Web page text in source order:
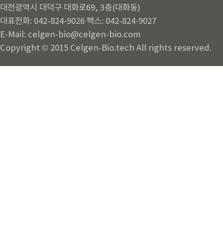
대전광역시 대덕구 대화로69, 3층(대화동)
대표전화: 042-824-9026 팩스: 042-824-9027
E-Mail: celgen-bio@celgen-bio.com
Copyright © 2015 Celgen-Bio.tech All rights reserved.